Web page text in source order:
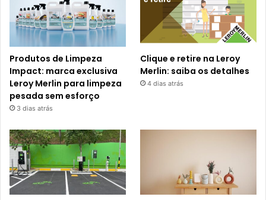
Produtos de Limpeza
Impact: marca exclusiva
Leroy Merlin para limpeza
pesada sem esforço
3 dias atrás
Clique e retire na Leroy
Merlin: saiba os detalhes
4 dias atrás